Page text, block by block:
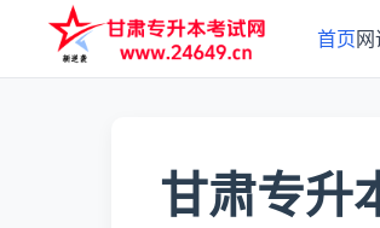
首页
甘肃专升